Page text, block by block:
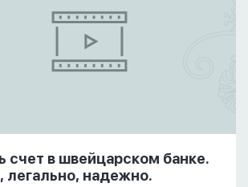
счет в швейцарском банке.
легально, надежно.